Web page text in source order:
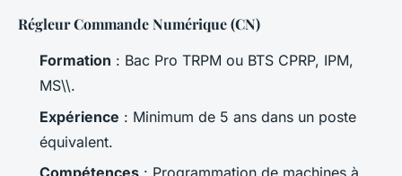
Régleur Commande Numérique (CN)
Formation : Bac Pro TRPM ou BTS CPRP, IPM,
MS\\.
Expérience : Minimum de 5 ans dans un poste
équivalent.
Compétences : Programmation de machines à